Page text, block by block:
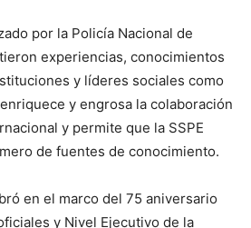
por la Policía Nacional de
experiencias, conocimientos
y líderes sociales como
y engrosa la colaboración
y permite que la SSPE
de fuentes de conocimiento.
en el marco del 75 aniversario
y Nivel Ejecutivo de la